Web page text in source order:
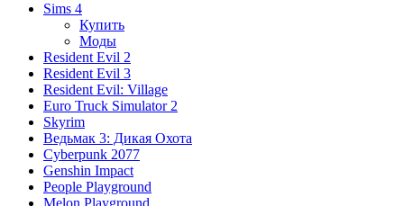
Sims 4
Купить
Моды
Resident Evil 2
Resident Evil 3
Resident Evil: Village
Euro Truck Simulator 2
Skyrim
Ведьмак 3: Дикая Охота
Cyberpunk 2077
Genshin Impact
People Playground
Melon Playground